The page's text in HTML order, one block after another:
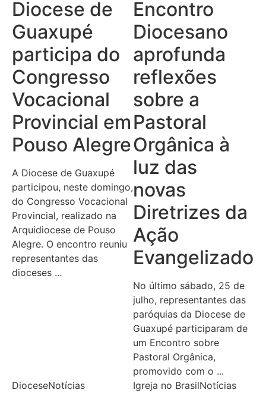
Diocese de
Guaxupé
participa do
Congresso
Vocacional
Provincial em
Pouso Alegre
A Diocese de Guaxupé
participou, neste domingo,
do Congresso Vocacional
Provincial, realizado na
Arquidiocese de Pouso
Alegre. O encontro reuniu
representantes das
dioceses ...
Encontro
Diocesano
aprofunda
reflexões
sobre a
Pastoral
Orgânica à
luz das
novas
Diretrizes da
Ação
No último sábado, 25 de
julho, representantes das
paróquias da Diocese de
Guaxupé participaram de
um Encontro sobre
Pastoral Orgânica,
promovido com o ...
DioceseNotícias Igreja no BrasilNotícias